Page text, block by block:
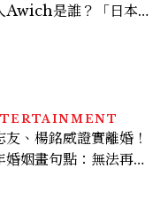
Awich是誰？「日本嘻
友、楊銘威證實離婚！
婚姻畫句點：無法再做